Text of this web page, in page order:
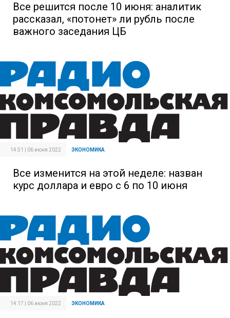
Все решится после 10 июня: аналитик
рассказал, «потонет» ли рубль после
важного заседания ЦБ
14:51 | 06 июня 2022 ЭКОНОМИКА
Все изменится на этой неделе: назван
курс доллара и евро с 6 по 10 июня
14:17 | 06 июня 2022 ЭКОНОМИКА